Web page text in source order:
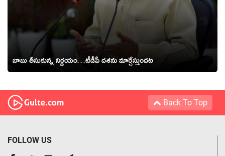
బాబు తీసుకున్న నిర్ణ‌యం…టీడీపీ ద‌శ‌ను మార్చేస్తుంద‌ట‌
Back To Top
FOLLOW US